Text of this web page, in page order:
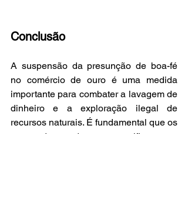
Conclusão
A suspensão da presunção de boa-fé
no comércio de ouro é uma medida
importante para combater a lavagem de
dinheiro e a exploração ilegal de
recursos naturais. É fundamental que os
compradores de ouro verifiquem a